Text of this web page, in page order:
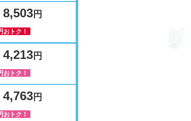
8,503円
おトク！
4,213円
おトク！
4,763円
おトク！